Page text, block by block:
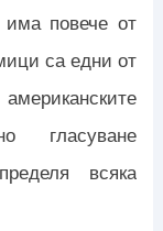
има повече от
са едни от
гласуване
всяка